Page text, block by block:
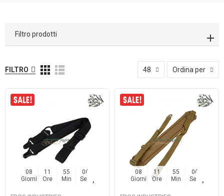
Filtro prodotti
FILTRO 48 Ordina per
08
Giorni
11
Ore
55
Min
06
Sec
08
Giorni
11
Ore
55
Min
06
Sec